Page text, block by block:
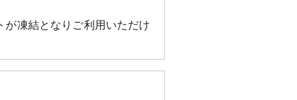
が凍結となりご利用いただけ